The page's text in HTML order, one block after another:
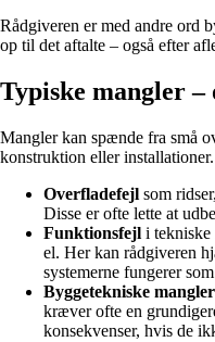
Rådgiveren er med andre ord
op til det aftalte – også efter
Typiske mangler –
Mangler kan spænde fra små
konstruktion eller
Overfladefejl som
Disse er ofte lette at
Funktionsfejl i tekniske
el. Her kan rådgiveren
systemerne fungerer
Byggetekniske mangler
kræver ofte en
konsekvenser, hvis de